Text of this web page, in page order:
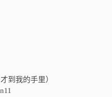
到我的手里）